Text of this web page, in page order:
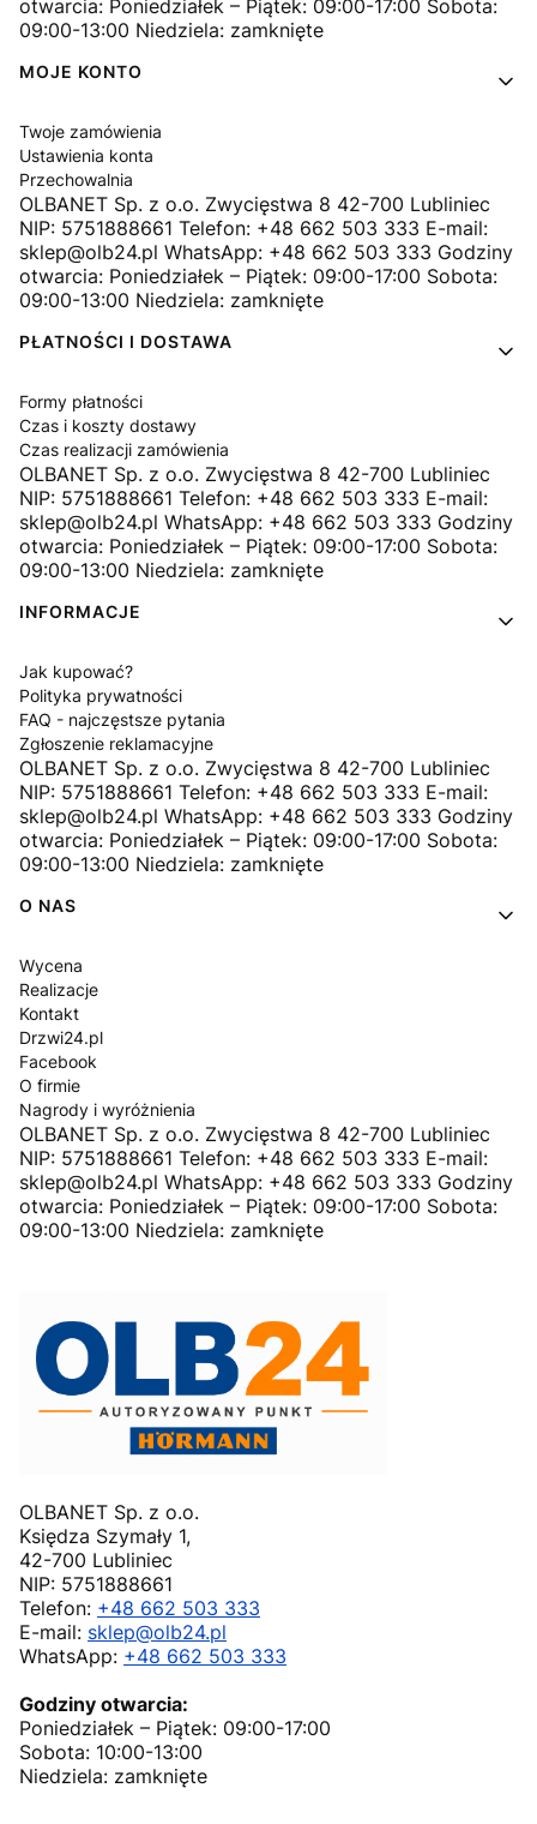
otwarcia: Poniedziałek – Piątek: 09:00-17:00 Sobota:
09:00-13:00 Niedziela: zamknięte
MOJE KONTO
Twoje zamówienia
Ustawienia konta
Przechowalnia
OLBANET Sp. z o.o. Zwycięstwa 8 42-700 Lubliniec
NIP: 5751888661 Telefon: +48 662 503 333 E-mail:
sklep@olb24.pl WhatsApp: +48 662 503 333 Godziny
otwarcia: Poniedziałek – Piątek: 09:00-17:00 Sobota:
09:00-13:00 Niedziela: zamknięte
PŁATNOŚCI I DOSTAWA
Formy płatności
Czas i koszty dostawy
Czas realizacji zamówienia
OLBANET Sp. z o.o. Zwycięstwa 8 42-700 Lubliniec
NIP: 5751888661 Telefon: +48 662 503 333 E-mail:
sklep@olb24.pl WhatsApp: +48 662 503 333 Godziny
otwarcia: Poniedziałek – Piątek: 09:00-17:00 Sobota:
09:00-13:00 Niedziela: zamknięte
INFORMACJE
Jak kupować?
Polityka prywatności
FAQ - najczęstsze pytania
Zgłoszenie reklamacyjne
OLBANET Sp. z o.o. Zwycięstwa 8 42-700 Lubliniec
NIP: 5751888661 Telefon: +48 662 503 333 E-mail:
sklep@olb24.pl WhatsApp: +48 662 503 333 Godziny
otwarcia: Poniedziałek – Piątek: 09:00-17:00 Sobota:
09:00-13:00 Niedziela: zamknięte
O NAS
Wycena
Realizacje
Kontakt
Drzwi24.pl
Facebook
O firmie
Nagrody i wyróżnienia
OLBANET Sp. z o.o. Zwycięstwa 8 42-700 Lubliniec
NIP: 5751888661 Telefon: +48 662 503 333 E-mail:
sklep@olb24.pl WhatsApp: +48 662 503 333 Godziny
otwarcia: Poniedziałek – Piątek: 09:00-17:00 Sobota:
09:00-13:00 Niedziela: zamknięte
OLBANET Sp. z o.o.
Księdza Szymały 1,
42-700 Lubliniec
NIP: 5751888661
Telefon: +48 662 503 333
E-mail: sklep@olb24.pl
WhatsApp: +48 662 503 333
Godziny otwarcia:
Poniedziałek – Piątek: 09:00-17:00
Sobota: 10:00-13:00
Niedziela: zamknięte